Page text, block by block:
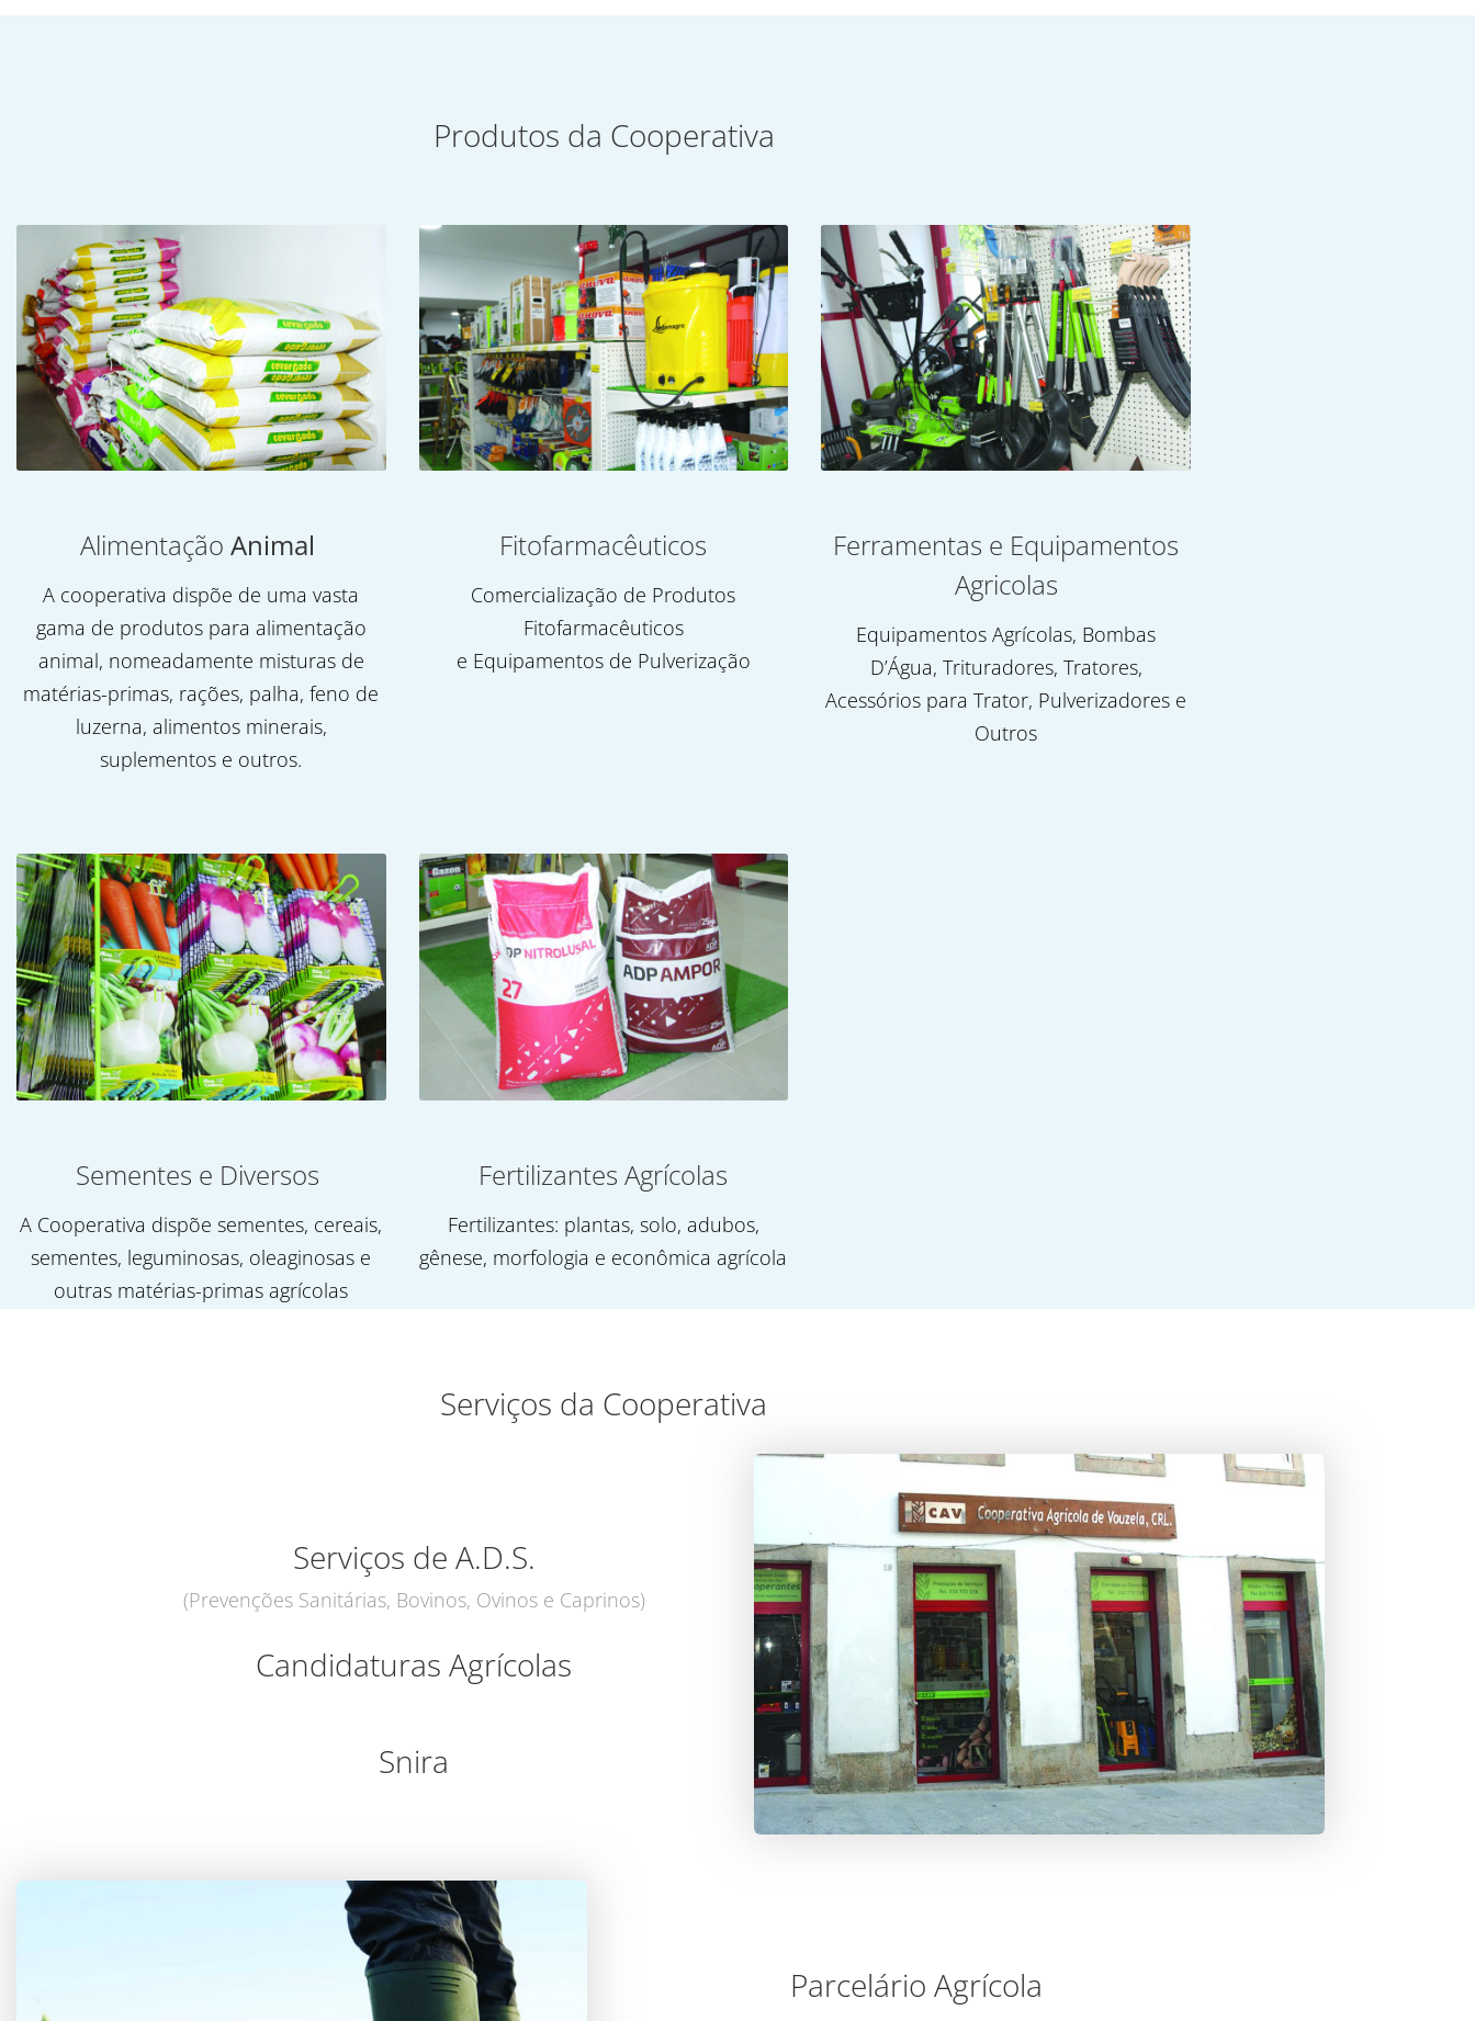
Produtos da Cooperativa
Alimentação Animal
A cooperativa dispõe de uma vasta
gama de produtos para alimentação
animal, nomeadamente misturas de
matérias-primas, rações, palha, feno de
luzerna, alimentos minerais,
suplementos e outros.
Fitofarmacêuticos
Comercialização de Produtos
Fitofarmacêuticos
e Equipamentos de Pulverização
Ferramentas e Equipamentos
Agricolas
Equipamentos Agrícolas, Bombas
D’Água, Trituradores, Tratores,
Acessórios para Trator, Pulverizadores e
Outros
Sementes e Diversos
A Cooperativa dispõe sementes, cereais,
sementes, leguminosas, oleaginosas e
outras matérias-primas agrícolas
Fertilizantes Agrícolas
Fertilizantes: plantas, solo, adubos,
gênese, morfologia e econômica agrícola
Serviços da Cooperativa
Serviços de A.D.S.
(Prevenções Sanitárias, Bovinos, Ovinos e Caprinos)
Candidaturas Agrícolas
Snira
Parcelário Agrícola